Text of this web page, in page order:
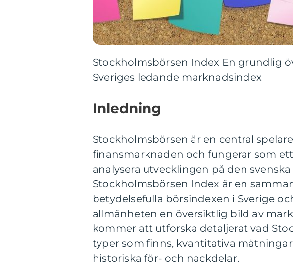
Stockholmsbörsen Index En grundlig
Sveriges ledande marknadsindex
Inledning
Stockholmsbörsen är en central
finansmarknaden och fungerar som
analysera utvecklingen på den
Stockholmsbörsen Index är en
betydelsefulla börsindexen i Sverige
allmänheten en översiktlig bild av
kommer att utforska detaljerat vad
typer som finns, kvantitativa
historiska för- och nackdelar.